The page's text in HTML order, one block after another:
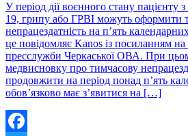
У період дії воєнного стану
19, грипу або ГРВІ можуть оформити
непрацездатність на п’ять
це повідомляє Kanos із посиланням
пресслужби Черкаської ОВА. При
медвисновку про тимчасову
продовжити на період понад п’ять
обов’язково має з’явитися на […]